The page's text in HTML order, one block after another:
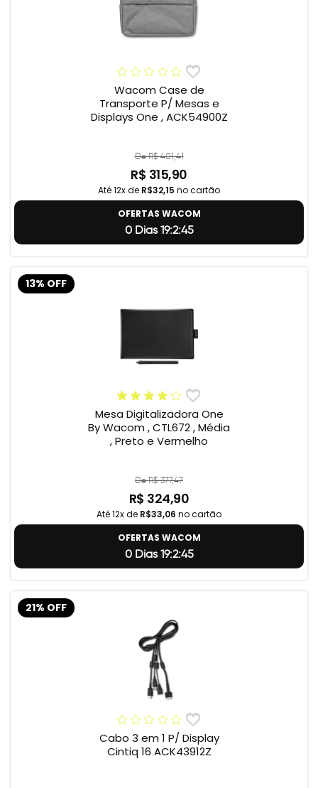
Wacom Case de
Transporte P/ Mesas e
Displays One , ACK54900Z
De R$ 401,41
R$ 315,90
Até 12x de R$32,15 no cartão
OFERTAS WACOM
0 Dias 19:2:44
13% OFF
Mesa Digitalizadora One
By Wacom , CTL672 , Média
, Preto e Vermelho
De R$ 377,47
R$ 324,90
Até 12x de R$33,06 no cartão
OFERTAS WACOM
0 Dias 19:2:44
21% OFF
Cabo 3 em 1 P/ Display
Cintiq 16 ACK43912Z